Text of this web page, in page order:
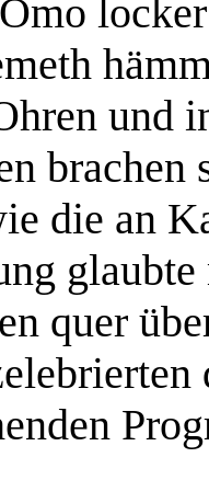
und
brachen
die an
quer